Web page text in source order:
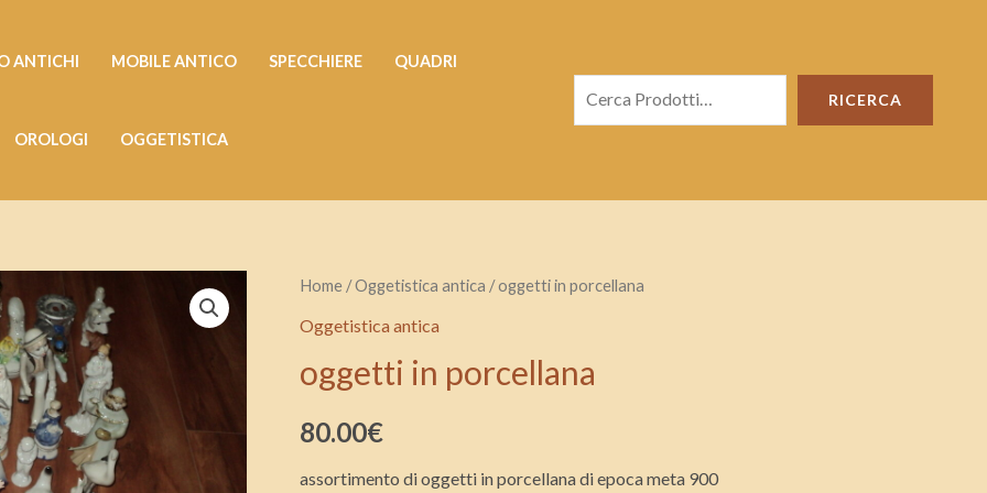
ANTICHI MOBILE ANTICO SPECCHIERE QUADRI
OROLOGI OGGETISTICA
RICERCA
Home /Oggetistica antica / oggetti in porcellana
Oggetistica antica
oggetti in porcellana
80.00€
assortimento di oggetti in porcellana di epoca meta 900
oggetti
in
quantità